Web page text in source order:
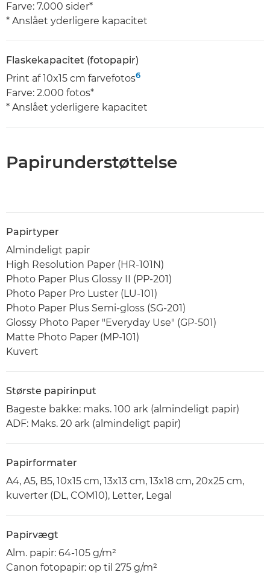
Farve: 7.000 sider*
* Anslået yderligere kapacitet
Flaskekapacitet (fotopapir)
Print af 10x15 cm farvefotos6
Farve: 2.000 fotos*
* Anslået yderligere kapacitet
Papirunderstøttelse
Papirtyper
Almindeligt papir
High Resolution Paper (HR-101N)
Photo Paper Plus Glossy II (PP-201)
Photo Paper Pro Luster (LU-101)
Photo Paper Plus Semi-gloss (SG-201)
Glossy Photo Paper "Everyday Use" (GP-501)
Matte Photo Paper (MP-101)
Kuvert
Største papirinput
Bageste bakke: maks. 100 ark (almindeligt papir)
ADF: Maks. 20 ark (almindeligt papir)
Papirformater
A4, A5, B5, 10x15 cm, 13x13 cm, 13x18 cm, 20x25 cm,
kuverter (DL, COM10), Letter, Legal
Papirvægt
Alm. papir: 64-105 g/m²
Canon fotopapir: op til 275 g/m²